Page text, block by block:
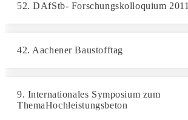
52. DAfStb- Forschungskolloquium 2011
42. Aachener Baustofftag
9. Internationales Symposium zum
ThemaHochleistungsbeton